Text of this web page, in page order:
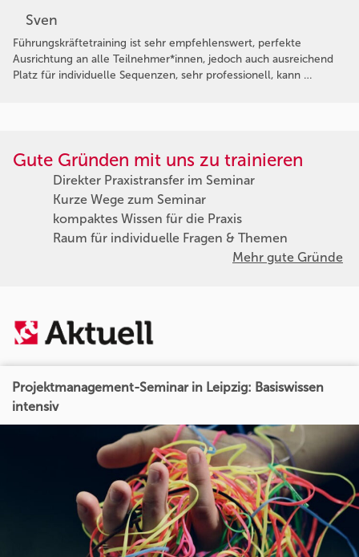
Sven
Führungskräftetraining ist sehr empfehlenswert, perfekte
Ausrichtung an alle Teilnehmer*innen, jedoch auch ausreichend
Platz für individuelle Sequenzen, sehr professionell, kann …
Gute Gründen mit uns zu trainieren
Direkter Praxistransfer im Seminar
Kurze Wege zum Seminar
kompaktes Wissen für die Praxis
Raum für individuelle Fragen & Themen
Mehr gute Gründe
Projektmanagement-Seminar in Leipzig: Basiswissen
intensiv